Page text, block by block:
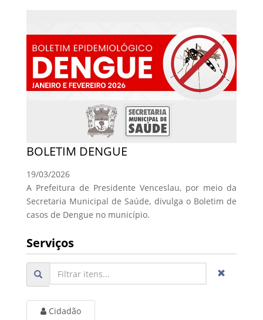
BOLETIM DENGUE
19/03/2026
A Prefeitura de Presidente Venceslau, por meio da
Secretaria Municipal de Saúde, divulga o Boletim de
casos de Dengue no município.
Serviços
Cidadão